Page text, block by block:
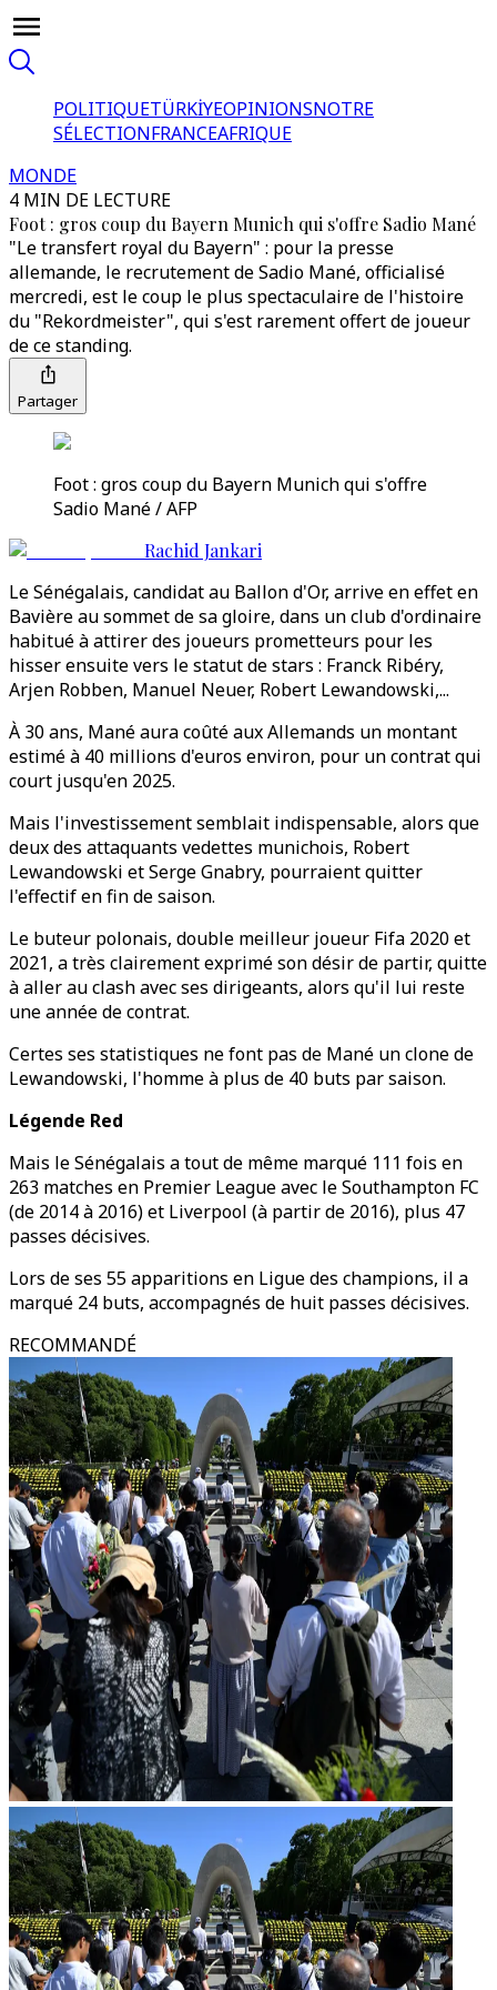
POLITIQUETÜRKİYEOPINIONSNOTRE
SÉLECTIONFRANCEAFRIQUE
MONDE
4 MIN DE LECTURE
Foot : gros coup du Bayern Munich qui s'offre Sadio Mané
"Le transfert royal du Bayern" : pour la presse
allemande, le recrutement de Sadio Mané, officialisé
mercredi, est le coup le plus spectaculaire de l'histoire
du "Rekordmeister", qui s'est rarement offert de joueur
de ce standing.
Partager
Foot : gros coup du Bayern Munich qui s'offre
Sadio Mané / AFP
Rachid Jankari
Le Sénégalais, candidat au Ballon d'Or, arrive en effet en
Bavière au sommet de sa gloire, dans un club d'ordinaire
habitué à attirer des joueurs prometteurs pour les
hisser ensuite vers le statut de stars : Franck Ribéry,
Arjen Robben, Manuel Neuer, Robert Lewandowski,...
À 30 ans, Mané aura coûté aux Allemands un montant
estimé à 40 millions d'euros environ, pour un contrat qui
court jusqu'en 2025.
Mais l'investissement semblait indispensable, alors que
deux des attaquants vedettes munichois, Robert
Lewandowski et Serge Gnabry, pourraient quitter
l'effectif en fin de saison.
Le buteur polonais, double meilleur joueur Fifa 2020 et
2021, a très clairement exprimé son désir de partir, quitte
à aller au clash avec ses dirigeants, alors qu'il lui reste
une année de contrat.
Certes ses statistiques ne font pas de Mané un clone de
Lewandowski, l'homme à plus de 40 buts par saison.
Légende Red
Mais le Sénégalais a tout de même marqué 111 fois en
263 matches en Premier League avec le Southampton FC
(de 2014 à 2016) et Liverpool (à partir de 2016), plus 47
passes décisives.
Lors de ses 55 apparitions en Ligue des champions, il a
marqué 24 buts, accompagnés de huit passes décisives.
RECOMMANDÉ